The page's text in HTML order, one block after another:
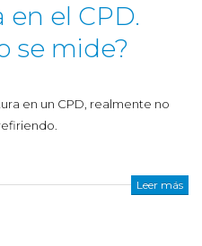
el CPD.
se mide?
en un CPD, realmente no
Leer más